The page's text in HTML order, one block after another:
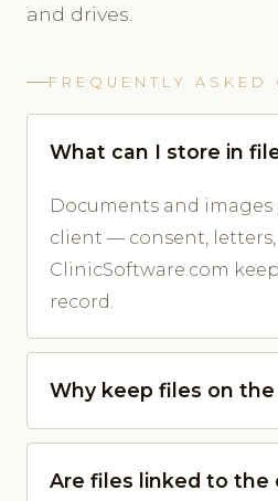
and drives.
FREQUENTLY ASKED
What can I store in
Documents and images
client — consent, letters,
ClinicSoftware.com
record.
Why keep files on
Are files linked to the